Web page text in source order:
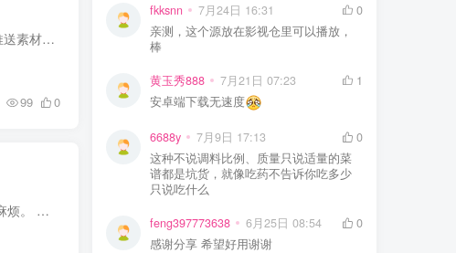
不知道大家有没有这种困扰：打开市面上主流壁纸软件，弹窗广告满天飞，强制联网推送素材，后台偷偷收集本地图片、浏览记录；想要自动轮换壁纸，要么付费解锁会员，要么捆绑一堆全家桶软件，低配...
99 0
还在为找不到数据线而烦恼？电脑、手机、机顶盒之间拷贝文件，来回插拔 U 盘十分麻烦。 今天分享一款干净纯粹的局域网传输工具，同一 WiFi 之下，别的设备不用装任何 APP，仅凭浏览器就能读写手...
fkksnn 7月24日 16:31
0
亲测，这个源放在影视仓里可以播放，
棒
黄玉秀888 7月21日 07:23
1
安卓端下载无速度
6688y 7月9日 17:13
0
这种不说调料比例、质量只说适量的菜
谱都是坑货，就像吃药不告诉你吃多少
只说吃什么
feng397773638 6月25日 08:54
0
感谢分享 希望好用谢谢